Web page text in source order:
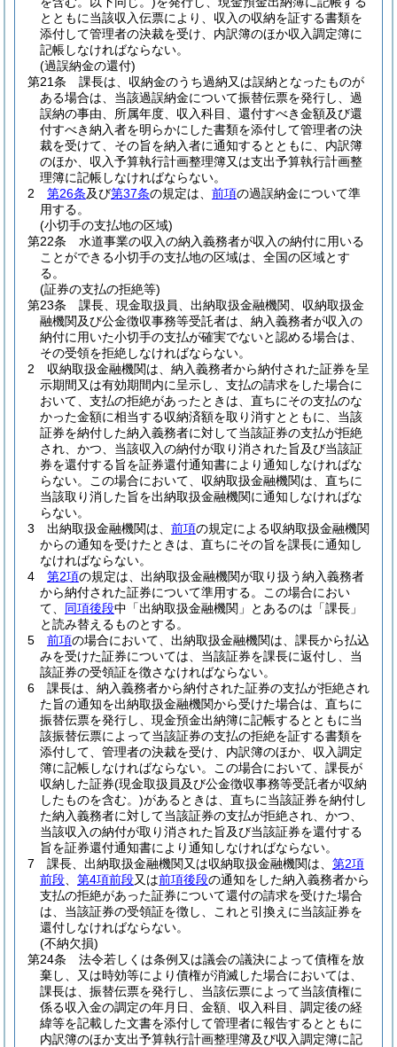
とともに当該収入伝票により、収入の収納を証する書類を
添付して管理者の決裁を受け、内訳簿のほか収入調定簿に
記帳しなければならない。
(過誤納金の還付)
第21条
課長は、収納金のうち過納又は誤納となったものが
ある場合は、当該過誤納金について振替伝票を発行し、過
誤納の事由、所属年度、収入科目、還付すべき金額及び還
付すべき納入者を明らかにした書類を添付して管理者の決
裁を受けて、その旨を納入者に通知するとともに、内訳簿
のほか、収入予算執行計画整理簿又は支出予算執行計画整
理簿に記帳しなければならない。
2
第26条及び第37条の規定は、 前項の過誤納金について準
用する。
(小切手の支払地の区域)
第22条
水道事業の収入の納入義務者が収入の納付に用いる
ことができる小切手の支払地の区域は、全国の区域とす
る。
(証券の支払の拒絶等)
第23条
課長、現金取扱員、出納取扱金融機関、収納取扱金
融機関及び公金徴収事務等受託者は、納入義務者が収入の
納付に用いた小切手の支払が確実でないと認める場合は、
その受領を拒絶しなければならない。
2
収納取扱金融機関は、納入義務者から納付された証券を呈
示期間又は有効期間内に呈示し、支払の請求をした場合に
おいて、支払の拒絶があったときは、直ちにその支払のな
かった金額に相当する収納済額を取り消すとともに、当該
証券を納付した納入義務者に対して当該証券の支払が拒絶
され、かつ、当該収入の納付が取り消された旨及び当該証
券を還付する旨を証券還付通知書により通知しなければな
らない。
この場合において、収納取扱金融機関は、直ちに
当該取り消した旨を出納取扱金融機関に通知しなければな
らない。
3
出納取扱金融機関は、 前項の規定による収納取扱金融機関
からの通知を受けたときは、直ちにその旨を課長に通知し
なければならない。
4
第2項の規定は、出納取扱金融機関が取り扱う納入義務者
から納付された証券について準用する。
この場合におい
て、 同項後段中「出納取扱金融機関」とあるのは「課長」
と読み替えるものとする。
5
前項の場合において、出納取扱金融機関は、課長から払込
みを受けた証券については、当該証券を課長に返付し、当
該証券の受領証を徴さなければならない。
6
課長は、納入義務者から納付された証券の支払が拒絶され
た旨の通知を出納取扱金融機関から受けた場合は、直ちに
振替伝票を発行し、現金預金出納簿に記帳するとともに当
該振替伝票によって当該証券の支払の拒絶を証する書類を
添付して、管理者の決裁を受け、内訳簿のほか、収入調定
簿に記帳しなければならない。
この場合において、課長が
収納した証券(現金取扱員及び公金徴収事務等受託者が収納
したものを含む。)があるときは、直ちに当該証券を納付し
た納入義務者に対して当該証券の支払が拒絶され、かつ、
当該収入の納付が取り消された旨及び当該証券を還付する
旨を証券還付通知書により通知しなければならない。
7
課長、出納取扱金融機関又は収納取扱金融機関は、 第2項
前段
第4項前段又は前項後段の通知をした納入義務者から
支払の拒絶があった証券について還付の請求を受けた場合
は、当該証券の受領証を徴し、これと引換えに当該証券を
還付しなければならない。
(不納欠損)
第24条
法令若しくは条例又は議会の議決によって債権を放
棄し、又は時効等により債権が消滅した場合においては、
課長は、振替伝票を発行し、当該伝票によって当該債権に
係る収入金の調定の年月日、金額、収入科目、調定後の経
緯等を記載した文書を添付して管理者に報告するとともに
内訳簿のほか支出予算執行計画整理簿及び収入調定簿に記